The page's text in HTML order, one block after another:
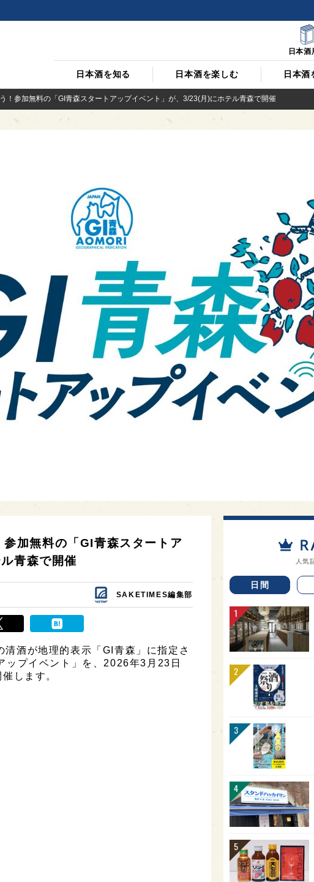
日本酒を知る 日本酒を楽しむ 日本酒
日本酒
！参加無料の「GI青森スタートアップイベント」が、3/23(月)にホテル青森で開催
参加無料の「GI青森スタートア
青森で開催
SAKETIMES編集部
酒が地理的表示「GI青森」に指定さ
ップイベント」を、2026年3月23日
します。
人気
日間